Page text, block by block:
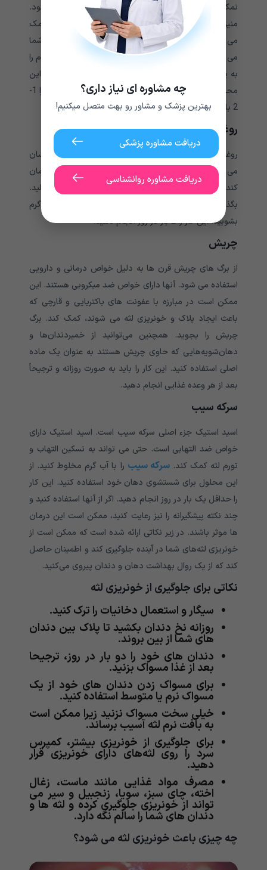
نمک اپسوم به عنوان سولفات منیزیم نیز شناخته می شود.
منیزیم موجود در نمک اپسوم نه تنها به تسکین التهاب کمک
می کند. بلکه با عفونت هایی که باعث خونریزی لثه های شما
می شوند نیز مبارزه می کند. دو قاشق غذاخوری نمک اپسوم را
به یک فنجان آب گرم اضافه کنید. خوب مخلوط کنید و از این
محلول برای شستشوی دهان خود استفاده کنید. این کار را 1-
2 بار در روز انجام دهید.
روغن خردل
روغن خردل خواص ضد التهابی و ضد میکروبی از خود نشان
می دهد. این ممکن است عفونت و التهاب دهان را درمان
کند. مقداری روغن خردل را به آرامی روی لثه های خود بمالید.
بگذارید 5 تا 10 دقیقه بماند و سپس دهان خود را با آب گرم
بشویید. این کار را 2 بار در روز انجام دهید.
چریش
از برگ های چریش قرن ها به دلیل خواص درمانی و دارویی
استفاده می شود. آنها دارای خواص ضد میکروبی هستند. این
ممکن است در مبارزه با عفونت های باکتریایی و قارچی که
باعث ایجاد پلاک و خونریزی لثه می شوند، کمک کند. برگ
چریش را بجوید. همچنین می‌توانید از خمیردندان‌ها و
دهان‌شویه‌هایی که حاوی چریش هستند به عنوان یک ماده
اصلی استفاده کنید. این کار را باید به صورت روزانه و ترجیحاً
بعد از هر وعده غذایی انجام دهید.
سرکه سیب
اسید استیک جزء اصلی سرکه سیب است. اسید استیک دارای
خواص ضد التهابی است. حتی می تواند به تسکین التهاب و
تورم لثه کمک کند.سرکه سیب را با آب گرم مخلوط کنید. از
این محلول برای شستشوی دهان خود استفاده کنید. این کار
را حداقل یک بار در روز انجام دهید. اگر از آنها استفاده کنید و
چند نکته پیشگیرانه را نیز رعایت کنید، ممکن است این درمان
ها موثر باشند. در زیر نکاتی ارائه شده است که ممکن است از
خونریزی لثه‌های شما در آینده جلوگیری کند و اطمینان حاصل
کند که از یک روال بهداشت دهان و دندان پیروی می‌کنید.
نکاتی برای جلوگیری از خونریزی لثه
سیگار و استعمال دخانیات را ترک کنید.
روزانه نخ دندان بکشید تا پلاک بین دندان
های شما از بین بروند.
دندان های خود را دو بار در روز، ترجیحا
بعد از غذا مسواک بزنید.
برای مسواک زدن دندان های خود از یک
مسواک نرم یا متوسط استفاده کنید.
خیلی سخت مسواک نزنید زیرا ممکن است
به بافت نرم لثه آسیب برساند.
برای جلوگیری از خونریزی بیشتر، کمپرس
سرد را روی لثه‌های دارای خونریزی قرار
دهید.
مصرف مواد غذایی مانند ماست، زغال
اخته، چای سبز، سویا، زنجبیل و سیر می
تواند از خونریزی جلوگیری کرده و لثه ها و
دندان های شما را سالم نگه دارد.
چه چیزی باعث خونریزی لثه می شود؟
چه مشاوره ای نیاز داری؟
بهترین پزشک و مشاور رو بهت متصل میکنیم!
دریافت مشاوره پزشکی
دریافت مشاوره روانشناسی